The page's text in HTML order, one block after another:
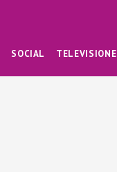
SOCIAL TELEVISIONE